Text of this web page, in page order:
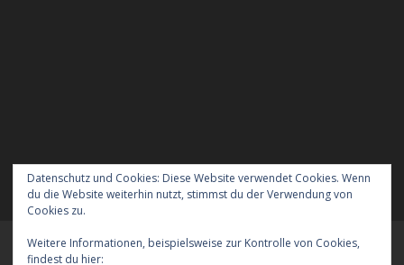
Datenschutz und Cookies: Diese Website verwendet Cookies. Wenn
du die Website weiterhin nutzt, stimmst du der Verwendung von
Cookies zu.
Weitere Informationen, beispielsweise zur Kontrolle von Cookies,
findest du hier:
Meraner Höhenweg wandern mit Hund